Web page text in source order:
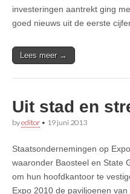
investeringen aantrekt ging
goed nieuws uit de eerste
Lees meer →
Uit stad en
byeditor • 19 juni 2013
Staatsondernemingen op
waaronder Baosteel en State
om hun hoofdkantoor te
Expo 2010 de paviljoenen